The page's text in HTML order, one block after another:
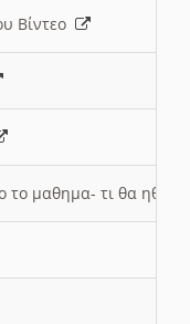
Βίντεο
το μαθημα- τι θα